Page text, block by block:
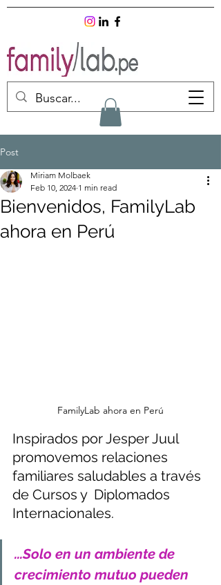
Post
Bienvenidos, FamilyLab
ahora en Perú
Miriam Molbaek
Feb 10, 2024 1 min read
Inspirados por Jesper Juul
promovemos relaciones
familiares saludables a través
de Cursos y  Diplomados
Internacionales.
...Solo en un ambiente de
crecimiento mutuo pueden